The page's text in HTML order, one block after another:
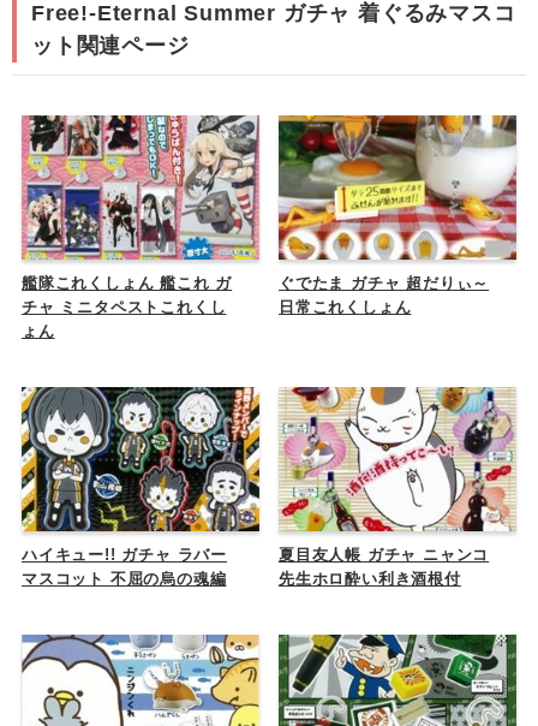
Free!-Eternal Summer ガチャ 着ぐるみマスコ
ット関連ページ
艦隊これくしょん 艦これ ガ
チャ ミニタペストこれくし
ょん
ぐでたま ガチャ 超だりぃ～
日常これくしょん
ハイキュー!! ガチャ ラバー
マスコット 不屈の烏の魂編
夏目友人帳 ガチャ ニャンコ
先生ホロ酔い利き酒根付